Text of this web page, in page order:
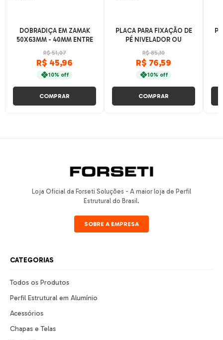
DOBRADIÇA EM ZAMAK
50X63MM - 40MM ENTRE
R$ 51,07
R$ 45,96
10% off
COMPRAR
PLACA PARA FIXAÇÃO DE
PÉ NIVELADOR OU
R$ 85,10
R$ 76,59
10% off
COMPRAR
Loja Oficial da Forseti Soluções - A maior loja de Perfil
Estrutural do Brasil.
SOBRE A EMPRESA
CATEGORIAS
Todos os Produtos
Perfil Estrutural em Alumínio
Acessórios
Chapas e Telas